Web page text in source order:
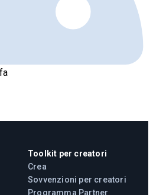
Toolkit per creatori
Crea
Sovvenzioni per creatori
Programma Partner